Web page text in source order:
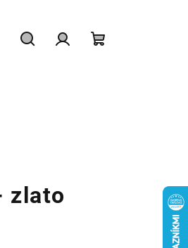
zlato